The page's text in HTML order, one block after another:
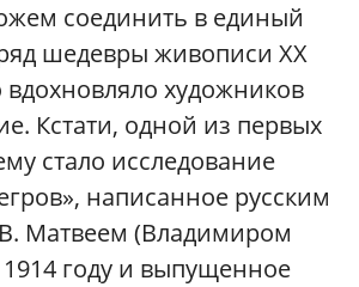
соединить в единый
шедевры живописи ХХ
вдохновляло художников
Кстати, одной из первых
стало исследование
написанное русским
Матвеем (Владимиром
году и выпущенное